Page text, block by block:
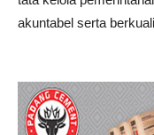
akuntabel serta